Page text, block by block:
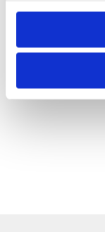
gesammelt